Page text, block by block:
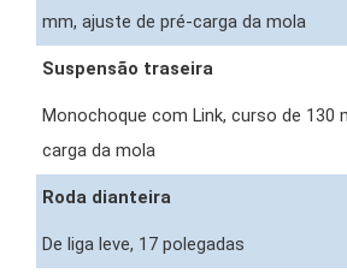
mm, ajuste de pré-carga da mola
Suspensão traseira
Monochoque com Link, curso de 130
carga da mola
Roda dianteira
De liga leve, 17 polegadas